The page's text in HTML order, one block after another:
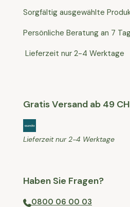
Sorgfältig ausgewählte
Persönliche Beratung an 7
Lieferzeit nur 2-4 Werktage
Gratis Versand ab 49
Lieferzeit nur 2-4 Werktage
Haben Sie Fragen?
0800 06 00 03